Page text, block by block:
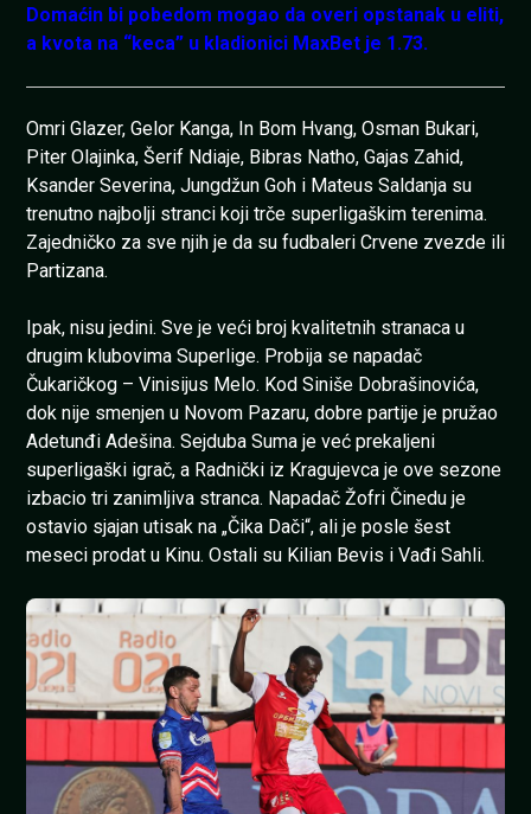
Domaćin bi pobedom mogao da overi opstanak u eliti,
a kvota na “keca” u kladionici MaxBet je 1.73.
Omri Glazer, Gelor Kanga, In Bom Hvang, Osman Bukari,
Piter Olajinka, Šerif Ndiaje, Bibras Natho, Gajas Zahid,
Ksander Severina, Jungdžun Goh i Mateus Saldanja su
trenutno najbolji stranci koji trče superligaškim terenima.
Zajedničko za sve njih je da su fudbaleri Crvene zvezde ili
Partizana.
Ipak, nisu jedini. Sve je veći broj kvalitetnih stranaca u
drugim klubovima Superlige. Probija se napadač
Čukaričkog – Vinisijus Melo. Kod Siniše Dobrašinovića,
dok nije smenjen u Novom Pazaru, dobre partije je pružao
Adetunđi Adešina. Sejduba Suma je već prekaljeni
superligaški igrač, a Radnički iz Kragujevca je ove sezone
izbacio tri zanimljiva stranca. Napadač Žofri Činedu je
ostavio sjajan utisak na „Čika Dači“, ali je posle šest
meseci prodat u Kinu. Ostali su Kilian Bevis i Vađi Sahli.